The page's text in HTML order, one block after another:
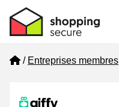
Home
Entreprises membres